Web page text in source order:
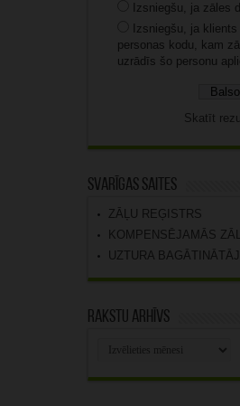
Izsniegšu, ja zāles
Izsniegšu, ja
personas kodu, kam
uzrādīs šo personu
Skatīt
Svarīgas saites
ZĀĻU REĢISTRS
KOMPENSĒJAMĀS
UZTURA BAGĀTINĀTĀJI
Rakstu arhīvs